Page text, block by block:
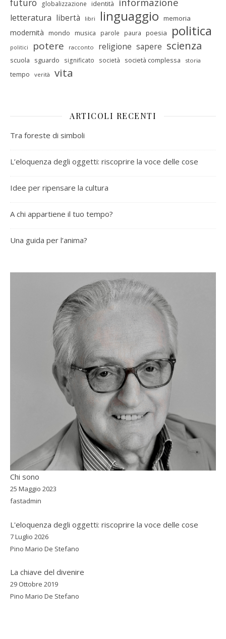
futuro globalizzazione identità
letteratura libertà libri linguaggio memoria
modernità mondo musica parole paura poesia politica
politici potere racconto religione sapere scienza
scuola sguardo significato società società complessa storia
tempo verità vita
ARTICOLI RECENTI
Tra foreste di simboli
L’eloquenza degli oggetti: riscoprire la voce delle cose
Idee per ripensare la cultura
A chi appartiene il tuo tempo?
Una guida per l’anima?
Chi sono
25 Maggio 2023
fastadmin
L'eloquenza degli oggetti: riscoprire la voce delle cose
7 Luglio 2026
Pino Mario De Stefano
La chiave del divenire
29 Ottobre 2019
Pino Mario De Stefano